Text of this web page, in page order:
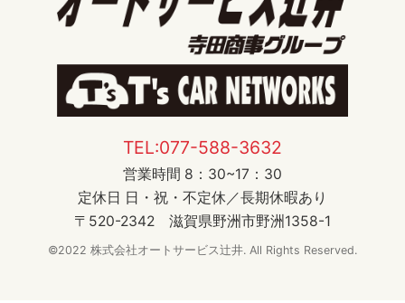
TEL:077-588-3632
営業時間 8：30~17：30
定休日 日・祝・不定休／長期休暇あり
〒520-2342 滋賀県野洲市野洲1358-1
©2022 株式会社オートサービス辻井. All Rights Reserved.